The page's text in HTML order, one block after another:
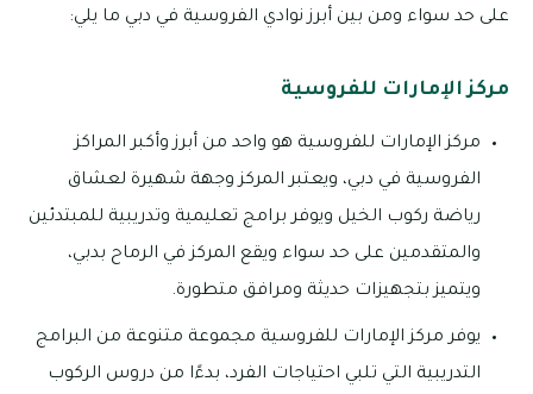
على حد سواء ومن بين أبرز نوادي الفروسية في دبي ما يلي:
مركز الإمارات للفروسية
مركز الإمارات للفروسية هو واحد من أبرز وأكبر المراكز
الفروسية في دبي، ويعتبر المركز وجهة شهيرة لعشاق
رياضة ركوب الخيل ويوفر برامج تعليمية وتدريبية للمبتدئين
والمتقدمين على حد سواء ويقع المركز في الرماح بدبي،
ويتميز بتجهيزات حديثة ومرافق متطورة.
يوفر مركز الإمارات للفروسية مجموعة متنوعة من البرامج
التدريبية التي تلبي احتياجات الفرد، بدءًا من دروس الركوب